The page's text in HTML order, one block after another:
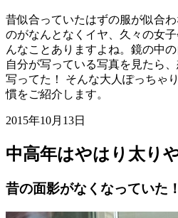
昔似合っていたはずの服が似合
のがなんとなくイヤ、久々の女
んなことありますよね。鏡の中
自分が写っている写真を見たら
写ってた！ そんな大人ぽっちゃ
慣をご紹介します。
2015年10月13日
中高年はやはり太り
昔の面影がなくなっていた！